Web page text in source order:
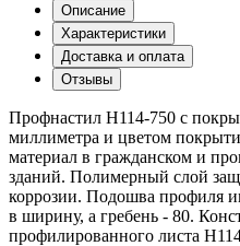
Описание
Характеристики
Доставка и оплата
Отзывы
Профнастил Н114-750 с
миллиметра и цветом
материал в гражданском и
зданий. Полимерный слой
коррозии. Подошва профиля
в ширину, а гребень - 80.
профилированного листа